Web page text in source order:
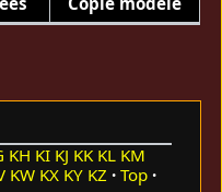
KH KI KJ KK KL KM
KW KX KY KZ
Top